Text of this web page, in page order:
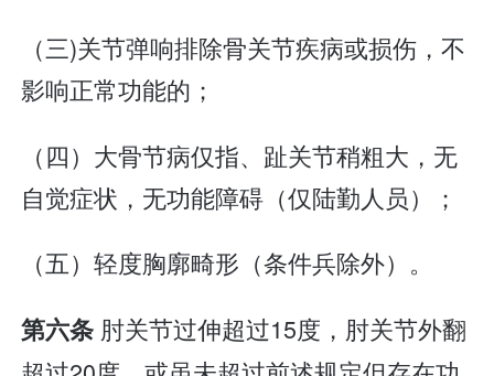
（三)关节弹响排除骨关节疾病或损伤，不
影响正常功能的；
（四）大骨节病仅指、趾关节稍粗大，无
自觉症状，无功能障碍（仅陆勤人员）；
（五）轻度胸廓畸形（条件兵除外）。
第六条 肘关节过伸超过15度，肘关节外翻